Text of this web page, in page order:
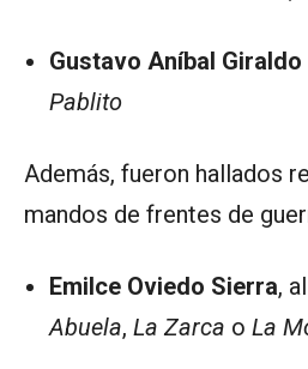
Gustavo Aníbal Giraldo
Pablito
Además, fueron hallados
mandos de frentes de
Emilce Oviedo Sierra,
Abuela, La Zarca o La